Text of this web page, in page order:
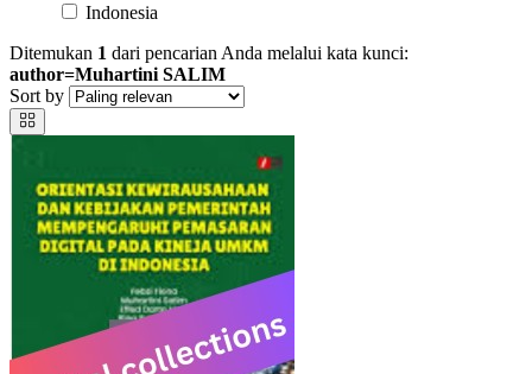
Indonesia
Ditemukan 1 dari pencarian Anda melalui kata kunci:
author=Muhartini SALIM
Sort by